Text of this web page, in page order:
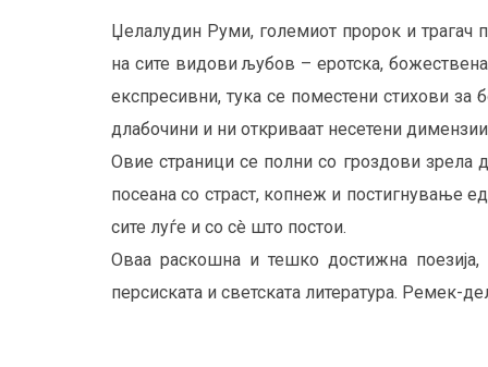
Џелалудин Руми, големиот пророк и трагач
на сите видови љубов – еротска,
експресивни, тука се поместени стихови за
длабочини и ни откриваат несетени
Овие страници се полни со гроздови зрела
посеана со страст, копнеж и постигнување
сите луѓе и со сè што постои.
Оваа раскошна и тешко достижна
персиската и светската литература. Ремек-